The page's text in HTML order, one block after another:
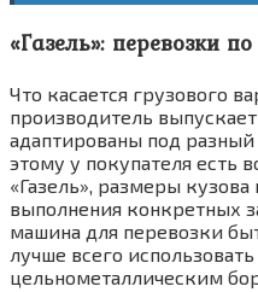
«Газель»: перевозки
Что касается грузового
производитель
адаптированы под
этому у покупателя есть
«Газель», размеры
выполнения конкретных
машина для перевозки
лучше всего
цельнометаллическим